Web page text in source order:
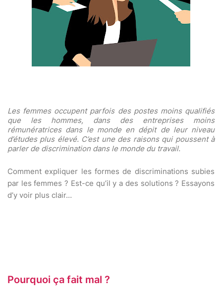
Les femmes occupent parfois des postes moins qualifiés
que les hommes, dans des entreprises moins
rémunératrices dans le monde en dépit de leur niveau
d’études plus élevé. C’est une des raisons qui poussent à
parler de discrimination dans le monde du travail.
Comment expliquer les formes de discriminations subies
par les femmes ? Est-ce qu’il y a des solutions ? Essayons
d’y voir plus clair…
Pourquoi ça fait mal ?